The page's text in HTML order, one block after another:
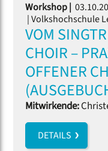
Workshop |
| Volkshochschule
VOM
CHOIR –
OFFENER
Mitwirkende:
DETAILS